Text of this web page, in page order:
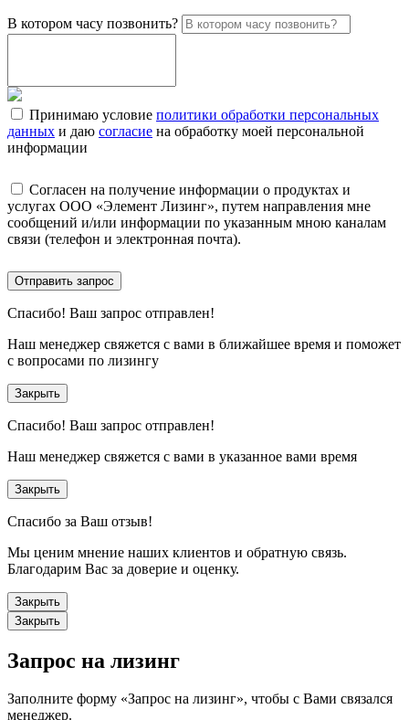
В котором часу позвонить?
Принимаю условие политики обработки персональных
данных и даю согласие на обработку моей персональной
информации
Согласен на получение информации о продуктах и
услугах ООО «Элемент Лизинг», путем направления мне
сообщений и/или информации по указанным мною каналам
связи (телефон и электронная почта).
Отправить запрос
Спасибо! Ваш запрос отправлен!
Наш менеджер свяжется с вами в ближайшее время и поможет
с вопросами по лизингу
Закрыть
Спасибо! Ваш запрос отправлен!
Наш менеджер свяжется с вами в указанное вами время
Закрыть
Спасибо за Ваш отзыв!
Мы ценим мнение наших клиентов и обратную связь.
Благодарим Вас за доверие и оценку.
Закрыть
Закрыть
Запрос на лизинг
Заполните форму «Запрос на лизинг», чтобы с Вами связался
менеджер.